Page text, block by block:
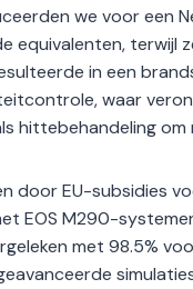
we voor een
equivalenten, terwijl
in een
waar
hittebehandeling om
door EU-subsidies
EOS M290-
met 98.5%